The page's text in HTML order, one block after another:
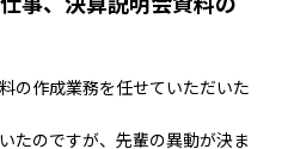
の作成業務を任せていただいた
たのですが、先輩の異動が決ま